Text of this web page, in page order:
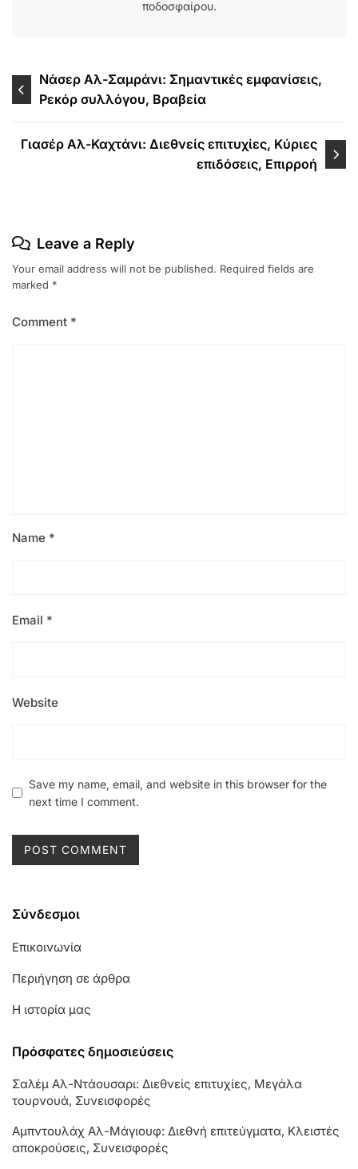
ποδοσφαίρου.
Post
navigation
Νάσερ Αλ-Σαμράνι: Σημαντικές εμφανίσεις,
Ρεκόρ συλλόγου, Βραβεία
Γιασέρ Αλ-Καχτάνι: Διεθνείς επιτυχίες, Κύριες
επιδόσεις, Επιρροή
Leave a Reply
Your email address will not be published. Required fields are
marked *
Comment *
Name *
Email *
Website
Save my name, email, and website in this browser for the
next time I comment.
Σύνδεσμοι
Επικοινωνία
Περιήγηση σε άρθρα
Η ιστορία μας
Πρόσφατες δημοσιεύσεις
Σαλέμ Αλ-Ντάουσαρι: Διεθνείς επιτυχίες, Μεγάλα
τουρνουά, Συνεισφορές
Αμπντουλάχ Αλ-Μάγιουφ: Διεθνή επιτεύγματα, Κλειστές
αποκρούσεις, Συνεισφορές